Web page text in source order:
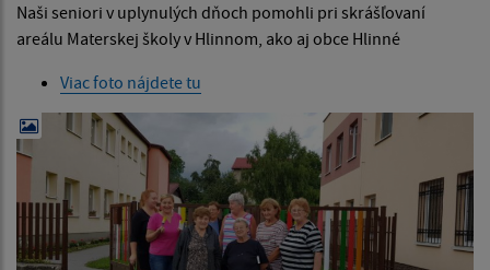
Naši seniori v uplynulých dňoch pomohli pri skrášľovaní
areálu Materskej školy v Hlinnom, ako aj obce Hlinné
Viac foto nájdete tu